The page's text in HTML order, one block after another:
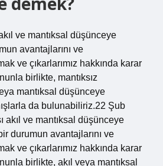
ve mantıksal düşünceye
avantajlarını ve
ve çıkarlarımız hakkında karar
birlikte, mantıksız
mantıksal düşünceye
da bulunabiliriz.22 Şub
akıl ve mantıksal düşünceye
durumun avantajlarını ve
ve çıkarlarımız hakkında karar
birlikte, akıl veya mantıksal